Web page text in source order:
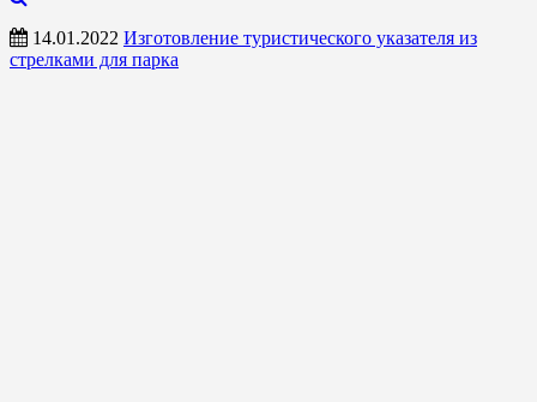
14.01.2022 Изготовление туристического указателя из
стрелками для парка